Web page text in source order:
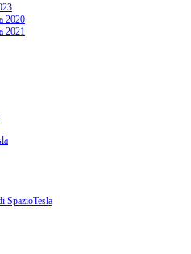
2020
2021
SpazioTesla